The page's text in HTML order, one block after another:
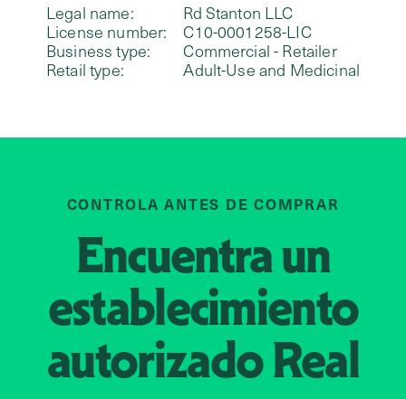
Legal name:
Rd Stanton LLC
License number:
C10-0001258-LIC
Business type:
Commercial - Retailer
Retail type:
Adult-Use and Medicinal
CONTROLA ANTES DE COMPRAR
Encuentra un
establecimiento
autorizadoReal